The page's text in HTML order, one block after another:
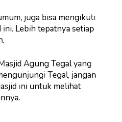
juga bisa mengikuti
Lebih tepatnya setiap
Agung Tegal yang
Tegal, jangan
ini untuk melihat